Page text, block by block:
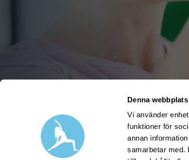
Denna
Vi använder
funktioner för
annan
samarbetar med.